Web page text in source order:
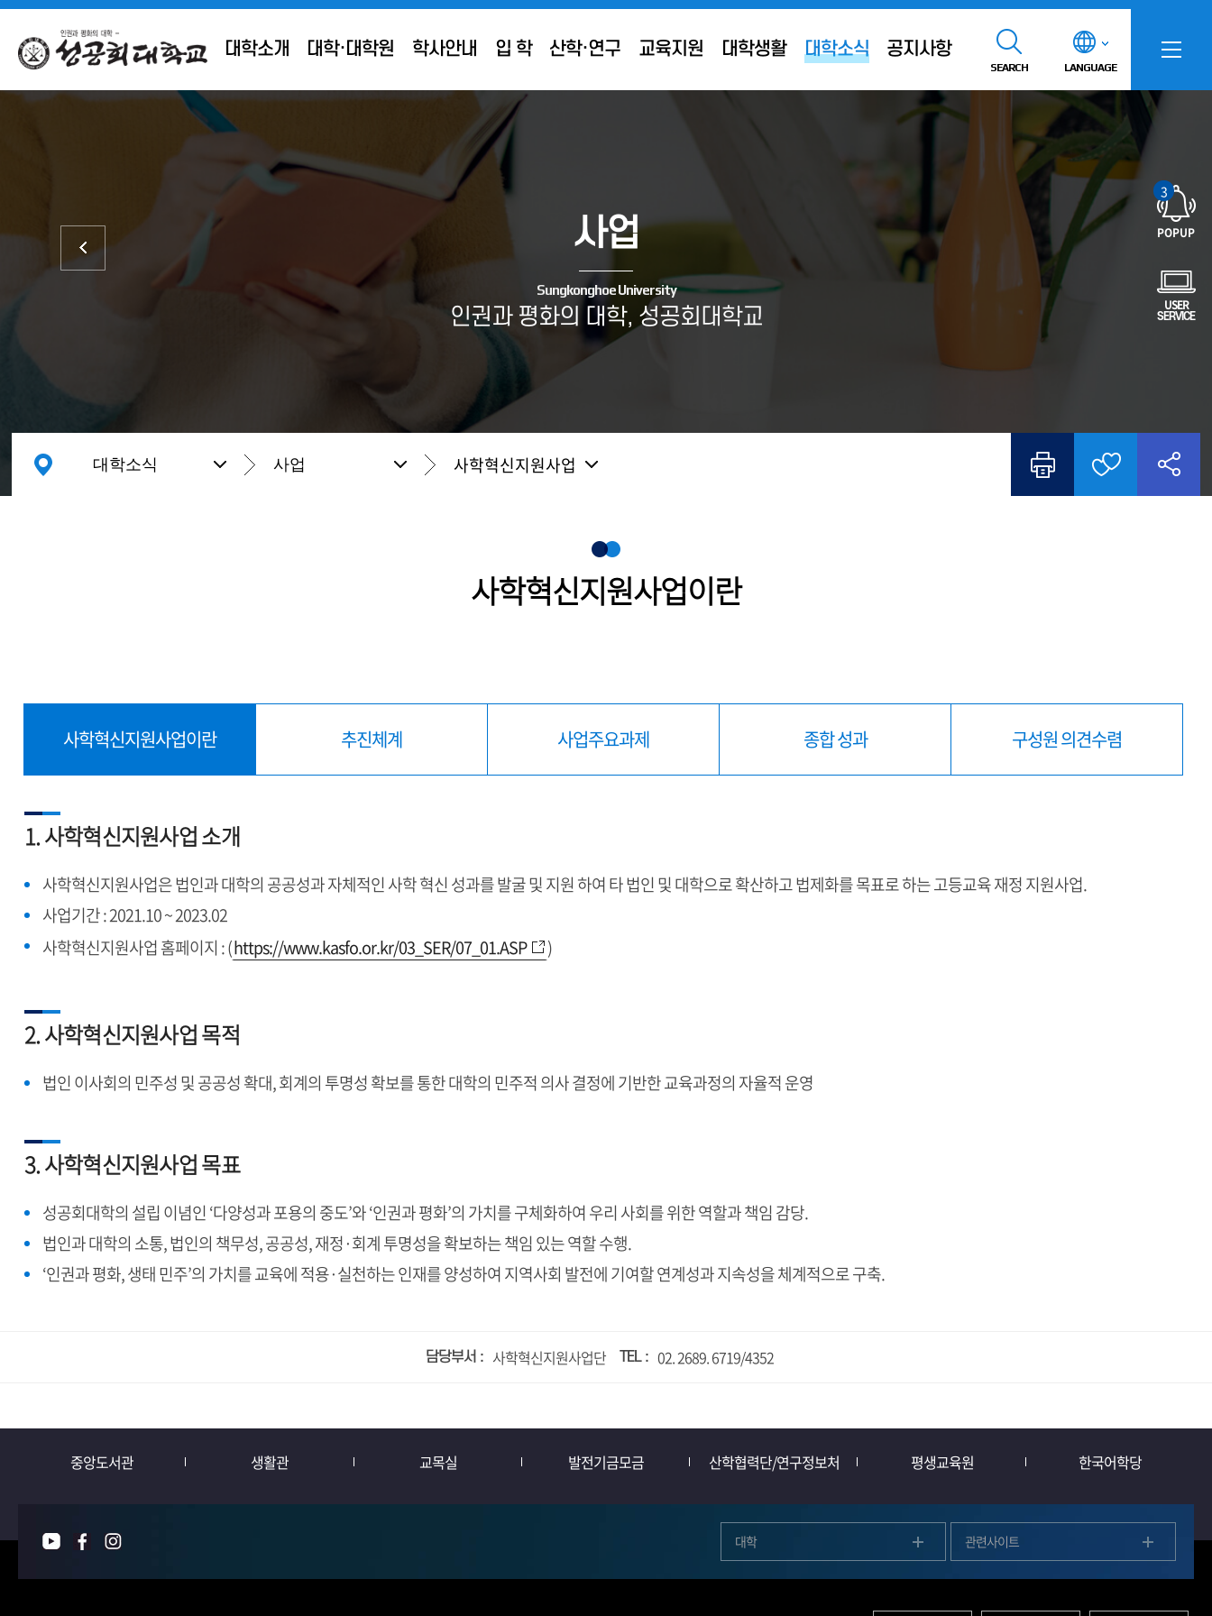
대학소개 대학·대학원 학사안내 입 학 산학·연구 교육지원 대학생활 대학소식 공지사항
SEARCH LANGUAGE
POPUP
3
USER
SERVICE
사업
Sungkonghoe University
인권과 평화의 대학, 성공회대학교
대학소식 사업 사학혁신지원사업
사학혁신지원사업이란
사학혁신지원사업이란 추진체계 사업주요과제 종합 성과 구성원 의견수렴
1. 사학혁신지원사업 소개
사학혁신지원사업은 법인과 대학의 공공성과 자체적인 사학 혁신 성과를 발굴 및 지원 하여 타 법인 및 대학으로 확산하고 법제화를 목표로 하는 고등교육 재정 지원사업.
사업기간 : 2021.10 ~ 2023.02
사학혁신지원사업 홈페이지 : (https://www.kasfo.or.kr/03_SER/07_01.ASP )
2. 사학혁신지원사업 목적
법인 이사회의 민주성 및 공공성 확대, 회계의 투명성 확보를 통한 대학의 민주적 의사 결정에 기반한 교육과정의 자율적 운영
3. 사학혁신지원사업 목표
성공회대학의 설립 이념인 ‘다양성과 포용의 중도’와 ‘인권과 평화’의 가치를 구체화하여 우리 사회를 위한 역할과 책임 감당.
법인과 대학의 소통, 법인의 책무성, 공공성, 재정·회계 투명성을 확보하는 책임 있는 역할 수행.
‘인권과 평화, 생태 민주’의 가치를 교육에 적용·실천하는 인재를 양성하여 지역사회 발전에 기여할 연계성과 지속성을 체계적으로 구축.
담당부서 사학혁신지원사업단 TEL 02. 2689. 6719/4352
중앙도서관 생활관 교목실 발전기금모금 산학협력단/연구정보처 평생교육원 한국어학당
대학 관련사이트